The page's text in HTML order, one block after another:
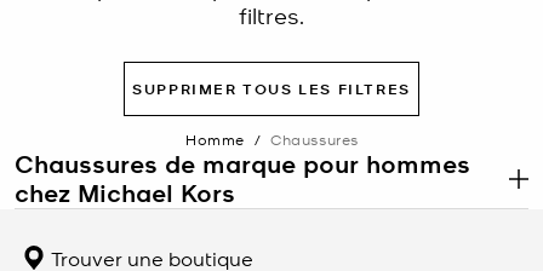
filtres.
SUPPRIMER TOUS LES FILTRES
Homme / Chaussures
Chaussures de marque pour hommes
chez Michael Kors
Michael Kors, vous savez que vous serez élégant chaque fois que
Trouver une boutique